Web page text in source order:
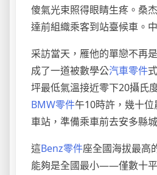
傻氣光束照得眼睛生疼。桑
達前組織乘客到站臺候車。
采訪當天，雁他的單戀不再
成了一道被數學公汽車零件
坪最低氣溫接近零下20攝氏
BMW零件午10時許，幾十
車站，準備乘車前去安多縣
這Benz零件座全國海拔最高
能夠是全國最小——僅數十平